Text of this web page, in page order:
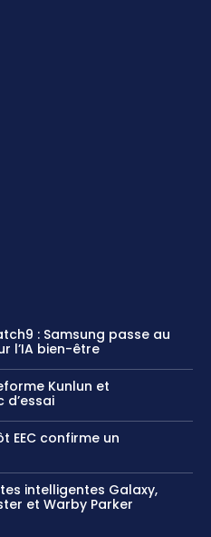
: Samsung passe au
l’IA bien-être
Kunlun et
d’essai
EEC confirme un
intelligentes Galaxy,
et Warby Parker